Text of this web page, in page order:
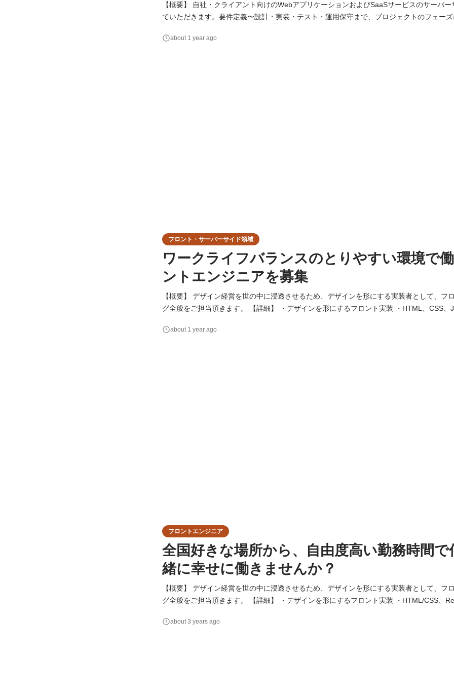
【概要】 自社・クライアント向けのWebアプリケーションおよびSaaSサービスのサーバ
ていただきます。要件定義〜設計・実装・テスト・運用保守まで、プロジェクトのフェー
MySQLを用いたデータベース設計・運用 ・クラウド（主にAWS）を活用したサーバーイ
about 1 year ago
フロント・サーバーサイド領域
ワークライフバランスのとりやすい環境で
ントエンジニアを募集
【概要】 デザイン経営を世の中に浸透させるため、デザインを形にする実装者として、フ
グ全般をご担当頂きます。 【詳細】 ・デザインを形にするフロント実装 ・HTML、CSS、JavaScript、
・他職種との連携、プロジェクトを推進するための施策立案や実行 ・メンバーの育成、組
about 1 year ago
フロントエンジニア
全国好きな場所から、自由度高い勤務時間で
緒に幸せに働きませんか？
【概要】 デザイン経営を世の中に浸透させるため、デザインを形にする実装者として、フ
グ全般をご担当頂きます。 【詳細】 ・デザインを形にするフロント実装 ・HTML/CSS、Reactなどのフレーム
about 3 years ago